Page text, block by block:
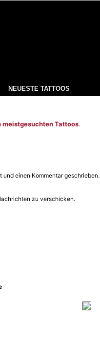
NEUESTE TATTOOS
meistgesuchten Tattoos.
einen Kommentar geschrieben.
zu verschicken.